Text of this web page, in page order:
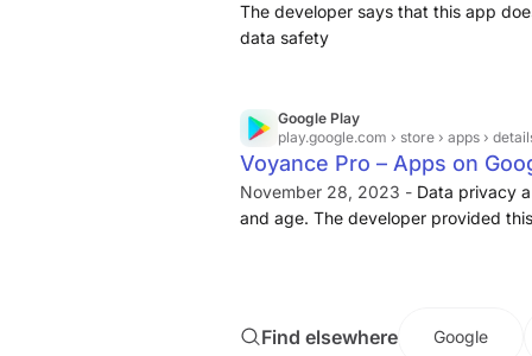
The developer says that this app
data safety
Google Play
play.google.com › store › apps ›
Voyance Pro – Apps on
November 28, 2023 - Data privacy
and age. The developer provided
Find elsewhere Google